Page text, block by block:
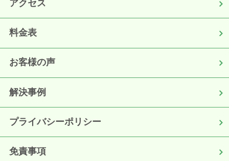
アクセス
料金表
お客様の声
解決事例
プライバシーポリシー
免責事項